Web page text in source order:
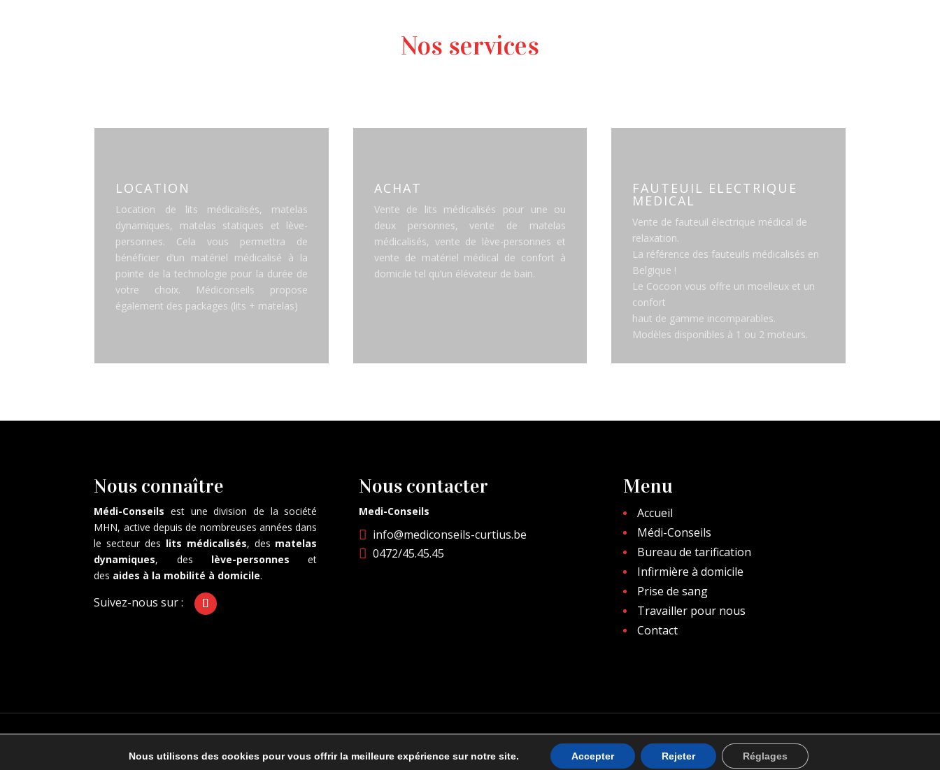
Nos services
LOCATION
Location de lits médicalisés, matelas
dynamiques, matelas statiques et lève-
personnes. Cela vous permettra de
bénéficier d’un matériel médicalisé à la
pointe de la technologie pour la durée de
votre choix. Médiconseils propose
également des packages (lits + matelas)
ACHAT
Vente de lits médicalisés pour une ou
deux personnes, vente de matelas
médicalisés, vente de lève-personnes et
vente de matériel médical de confort à
domicile tel qu’un élévateur de bain.
FAUTEUIL ELECTRIQUE
MEDICAL
Vente de fauteuil électrique médical de
relaxation.
La référence des fauteuils médicalisés en
Belgique !
Le Cocoon vous offre un moelleux et un
confort
haut de gamme incomparables.
Modèles disponibles à 1 ou 2 moteurs.
Nous connaître
Médi-Conseils est une division de la société
MHN, active depuis de nombreuses années dans
le secteur des lits médicalisés, des matelas
dynamiques, des lève-personnes
et
des aides à la mobilité à domicile.
Suivez-nous sur :
Nous contacter
Medi-Conseils
 info@mediconseils-curtius.be
 0472/45.45.45
Menu
Accueil
Médi-Conseils
Bureau de tarification
Infirmière à domicile
Prise de sang
Travailler pour nous
Contact
Nous utilisons des cookies pour vous offrir la meilleure expérience sur notre site. Accepter Rejeter Réglages